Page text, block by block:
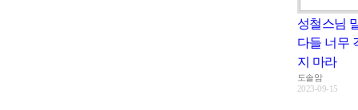
성철스님
다들 너무
지 마라
도솔암
2023-09-15